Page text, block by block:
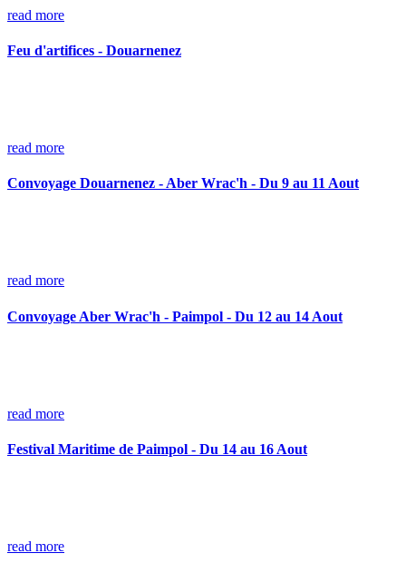
read more
Feu d'artifices - Douarnenez
read more
Convoyage Douarnenez - Aber Wrac'h - Du 9 au 11 Aout
read more
Convoyage Aber Wrac'h - Paimpol - Du 12 au 14 Aout
read more
Festival Maritime de Paimpol - Du 14 au 16 Aout
read more